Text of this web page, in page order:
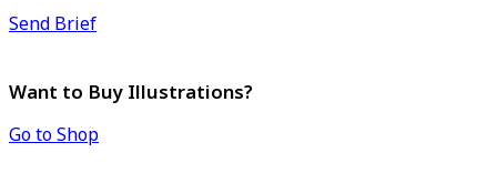
Send Brief
Want to Buy Illustrations?
Go to Shop